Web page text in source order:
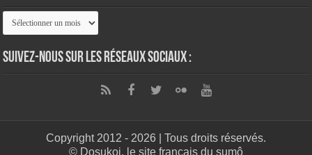
Les
archives
site
Suivez-nous sur les réseaux sociaux :
Copyright 2012 - 2026 | Tous droits réservés.
© Dosukoi, le site français du sumô